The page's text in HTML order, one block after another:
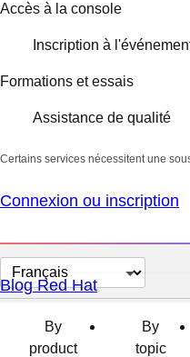
Accès à la console
Inscription à
Formations et essais
Assistance de qualité
Certains services nécessitent une
Connexion ou inscription
Changer
la
langue
Blog Red Hat
By
product
By
topic